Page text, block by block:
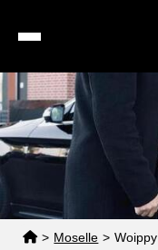
> Moselle > Woippy